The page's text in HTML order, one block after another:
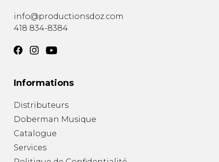
info@productionsdoz.com
418 834-8384
Informations
Distributeurs
Doberman Musique
Catalogue
Services